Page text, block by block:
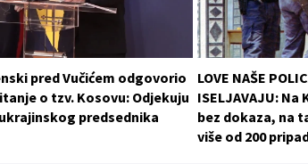
pred Vučićem odgovorio
o tzv. Kosovu: Odjekuju
predsednika
LOVE NAŠE
ISELJAVAJU:
bez dokaza, na
više od 200